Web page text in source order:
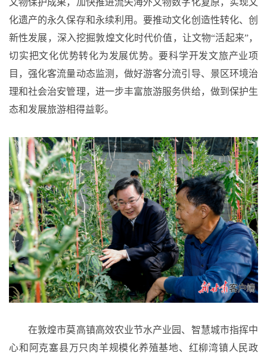
文物保护成果，加快推进流失海外文物数字化复原，实现文
化遗产的永久保存和永续利用。要推动文化创造性转化、创
新性发展，深入挖掘敦煌文化时代价值，让文物“活起来”，
切实把文化优势转化为发展优势。要科学开发文旅产业项
目，强化客流量动态监测，做好游客分流引导、景区环境治
理和社会治安管理，进一步丰富旅游服务供给，做到保护生
态和发展旅游相得益彰。
在敦煌市莫高镇高效农业节水产业园、智慧城市指挥中
心和阿克塞县万只肉羊规模化养殖基地、红柳湾镇人民政